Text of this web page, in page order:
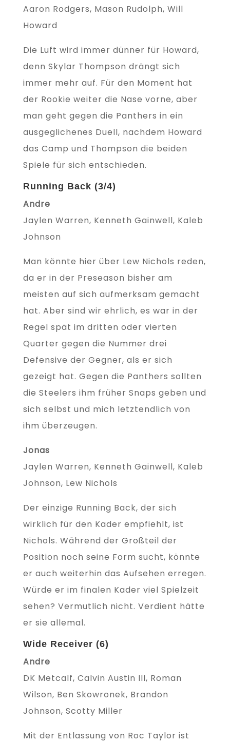
Aaron Rodgers, Mason Rudolph, Will
Howard
Die Luft wird immer dünner für Howard,
denn Skylar Thompson drängt sich
immer mehr auf. Für den Moment hat
der Rookie weiter die Nase vorne, aber
man geht gegen die Panthers in ein
ausgeglichenes Duell, nachdem Howard
das Camp und Thompson die beiden
Spiele für sich entschieden.
Running Back (3/4)
Andre
Jaylen Warren, Kenneth Gainwell, Kaleb
Johnson
Man könnte hier über Lew Nichols reden,
da er in der Preseason bisher am
meisten auf sich aufmerksam gemacht
hat. Aber sind wir ehrlich, es war in der
Regel spät im dritten oder vierten
Quarter gegen die Nummer drei
Defensive der Gegner, als er sich
gezeigt hat. Gegen die Panthers sollten
die Steelers ihm früher Snaps geben und
sich selbst und mich letztendlich von
ihm überzeugen.
Jonas
Jaylen Warren, Kenneth Gainwell, Kaleb
Johnson, Lew Nichols
Der einzige Running Back, der sich
wirklich für den Kader empfiehlt, ist
Nichols. Während der Großteil der
Position noch seine Form sucht, könnte
er auch weiterhin das Aufsehen erregen.
Würde er im finalen Kader viel Spielzeit
sehen? Vermutlich nicht. Verdient hätte
er sie allemal.
Wide Receiver (6)
Andre
DK Metcalf, Calvin Austin III, Roman
Wilson, Ben Skowronek, Brandon
Johnson, Scotty Miller
Mit der Entlassung von Roc Taylor ist